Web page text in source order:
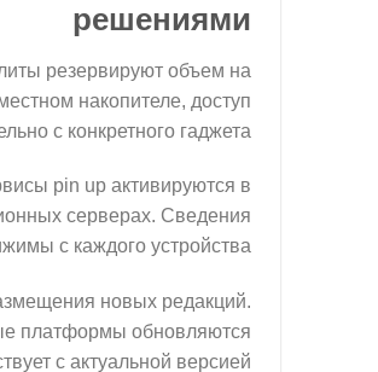
решениями
резервируют объем на
накопителе, доступ
с конкретного гаджета.
pin up активируются в
серверах. Сведения
с каждого устройства.
новых редакций.
платформы обновляются
с актуальной версией.